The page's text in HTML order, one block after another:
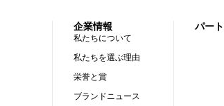
企業情報
私たちについて
私たちを選ぶ理由
栄誉と賞
ブランドニュース
パー